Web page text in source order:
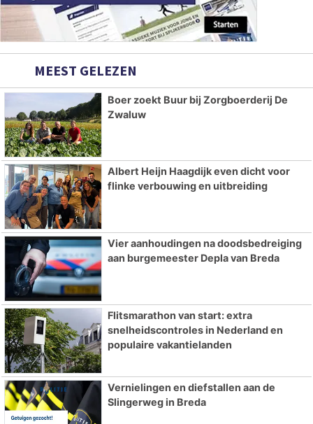
MEEST GELEZEN
Boer zoekt Buur bij Zorgboerderij De
Zwaluw
Albert Heijn Haagdijk even dicht voor
flinke verbouwing en uitbreiding
Vier aanhoudingen na doodsbedreiging
aan burgemeester Depla van Breda
Flitsmarathon van start: extra
snelheidscontroles in Nederland en
populaire vakantielanden
Vernielingen en diefstallen aan de
Slingerweg in Breda